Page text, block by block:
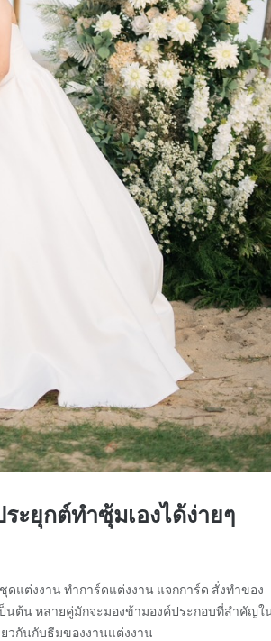
ะยุกต์ทำซุ้มเองได้ง่ายๆ
ดแต่งงาน ทำการ์ดแต่งงาน แจกการ์ด สั่งทำของ
ป็นต้น หลายคู่มักจะมองข้ามองค์ประกอบที่สำคัญใ
วกันกับธีมของงานแต่งงาน